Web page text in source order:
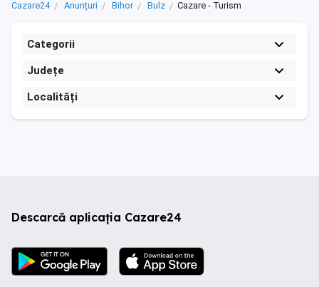
Cazare24 Anunțuri Bihor Bulz Cazare - Turism
Categorii
Județe
Localități
Descarcă aplicația Cazare24